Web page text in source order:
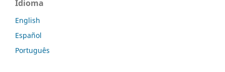
Idioma
English
Español
Português